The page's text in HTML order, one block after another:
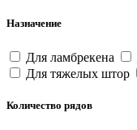
Назначение
Для ламбрекена
Для тяжелых штор
Количество рядов